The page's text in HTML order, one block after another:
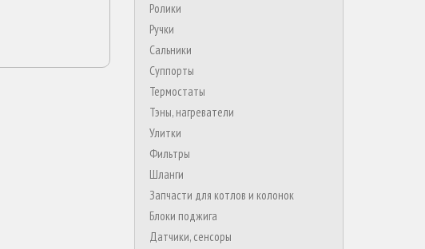
Ролики
Ручки
Сальники
Суппорты
Термостаты
Тэны, нагреватели
Улитки
Фильтры
Шланги
Запчасти для котлов и колонок
Блоки поджига
Датчики, сенсоры